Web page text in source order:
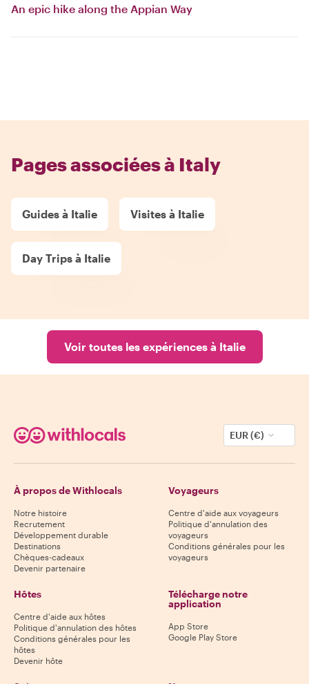
An epic hike along the Appian Way
Pages associées à Italy
Guides à Italie Visites à Italie
Day Trips à Italie
Voir toutes les expériences à Italie
EUR (€)
À propos de Withlocals
Notre histoire
Recrutement
Développement durable
Destinations
Chèques-cadeaux
Devenir partenaire
Voyageurs
Centre d'aide aux voyageurs
Politique d'annulation des
voyageurs
Conditions générales pour les
voyageurs
Hôtes
Centre d'aide aux hôtes
Politique d'annulation des hôtes
Conditions générales pour les
hôtes
Devenir hôte
Télécharge notre
application
App Store
Google Play Store